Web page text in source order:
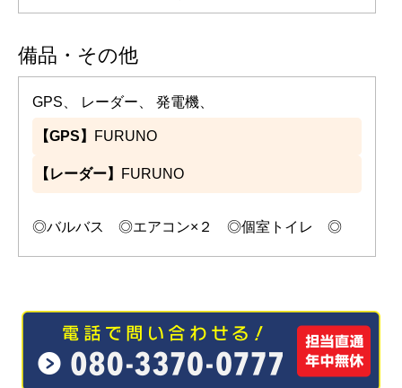
備品・その他
GPS、 レーダー、 発電機、
【GPS】 FURUNO
【レーダー】 FURUNO
◎バルバス ◎エアコン×２ ◎個室トイレ ◎